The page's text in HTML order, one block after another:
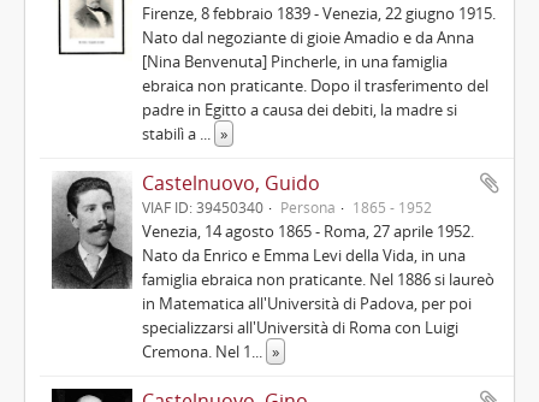
Firenze, 8 febbraio 1839 - Venezia, 22 giugno 1915.
Nato dal negoziante di gioie Amadio e da Anna
[Nina Benvenuta] Pincherle, in una famiglia
ebraica non praticante. Dopo il trasferimento del
padre in Egitto a causa dei debiti, la madre si
stabilì a ... »
Castelnuovo, Guido
VIAF ID: 39450340 Persona 1865 - 1952
Venezia, 14 agosto 1865 - Roma, 27 aprile 1952.
Nato da Enrico e Emma Levi della Vida, in una
famiglia ebraica non praticante. Nel 1886 si laureò
in Matematica all'Università di Padova, per poi
specializzarsi all'Università di Roma con Luigi
Cremona. Nel 1... »